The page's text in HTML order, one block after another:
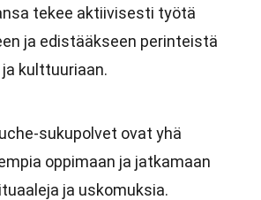
tekee aktiivisesti työtä
ja edistääkseen perinteistä
kulttuuriaan.
sukupolvet ovat yhä
oppimaan ja jatkamaan
ja uskomuksia.